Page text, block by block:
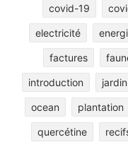
covid-19
electricité
factures
introduction jardin
ocean plantation
quercétine